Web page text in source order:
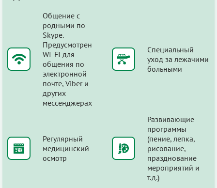
Общение с
родными по
Skype.
Предусмотрен
WI-FI для
общения по
электронной
почте, Viber и
других
мессенджерах
Специальный
уход за лежачими
больными
Регулярный
медицинский
осмотр
Развивающие
программы
(пение, лепка,
рисование,
празднование
мероприятий и
т.д.)